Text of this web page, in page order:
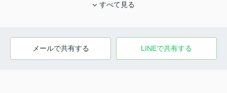
すべて見る
メールで共有する LINEで共有する